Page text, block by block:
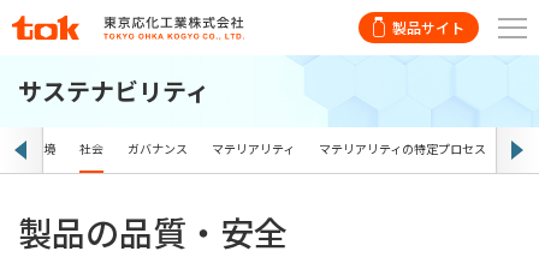
製品サイト
サステナビリティ
環境 社会 ガバナンス マテリアリティ マテリアリティの特定プロセス 目標
製品の品質・安全